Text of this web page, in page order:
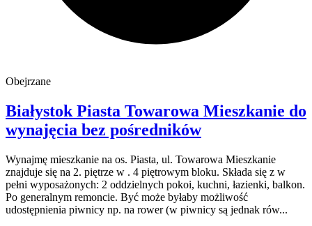
Obejrzane
Białystok Piasta Towarowa Mieszkanie do
wynajęcia bez pośredników
Wynajmę mieszkanie na os. Piasta, ul. Towarowa Mieszkanie
znajduje się na 2. piętrze w . 4 piętrowym bloku. Składa się z w
pełni wyposażonych: 2 oddzielnych pokoi, kuchni, łazienki, balkon.
Po generalnym remoncie. Być może byłaby możliwość
udostępnienia piwnicy np. na rower (w piwnicy są jednak rów...